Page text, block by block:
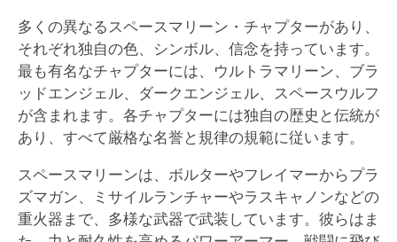
多くの異なるスペースマリーン・チャプターがあり、
それぞれ独自の色、シンボル、信念を持っています。
最も有名なチャプターには、ウルトラマリーン、ブラ
ッドエンジェル、ダークエンジェル、スペースウルフ
が含まれます。各チャプターには独自の歴史と伝統が
あり、すべて厳格な名誉と規律の規範に従います。
スペースマリーンは、ボルターやフレイマーからプラ
ズマガン、ミサイルランチャーやラスキャノンなどの
重火器まで、多様な武器で武装しています。彼らはま